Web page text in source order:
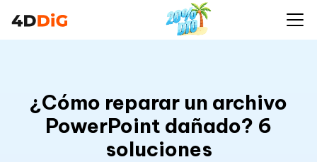
¿Cómo reparar un archivo
PowerPoint dañado? 6
soluciones